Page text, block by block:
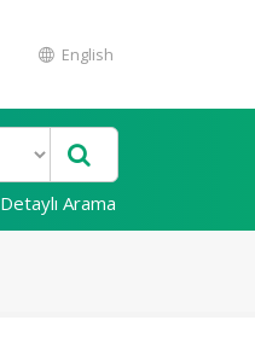
English
Detaylı Arama